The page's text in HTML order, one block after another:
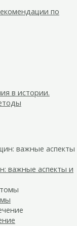
по
в истории.
важные аспекты и